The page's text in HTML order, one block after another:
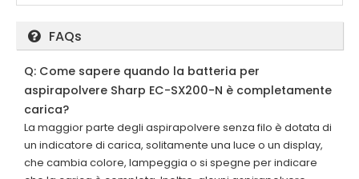
FAQs
Q: Come sapere quando la batteria per
aspirapolvere Sharp EC-SX200-N è completamente
carica?
La maggior parte degli aspirapolvere senza filo è dotata di
un indicatore di carica, solitamente una luce o un display,
che cambia colore, lampeggia o si spegne per indicare